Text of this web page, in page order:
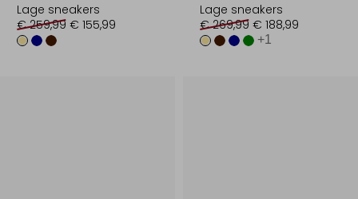
Lage sneakers
€ 259,99 € 155,99
Lage sneakers
€ 269,99 € 188,99
+1